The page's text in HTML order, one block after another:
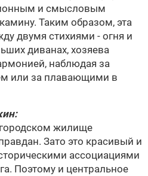
и смысловым
Таким образом, эта
двумя стихиями - огня и
диванах, хозяева
наблюдая за
или за плавающими в
:
жилище
Зато это красивый и
ассоциациями
Поэтому и центральное